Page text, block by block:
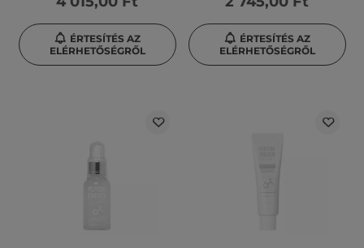
ÉRTESÍTÉS AZ
ELÉRHETŐSÉGRŐL
ÉRTESÍTÉS AZ
ELÉRHETŐSÉGRŐL